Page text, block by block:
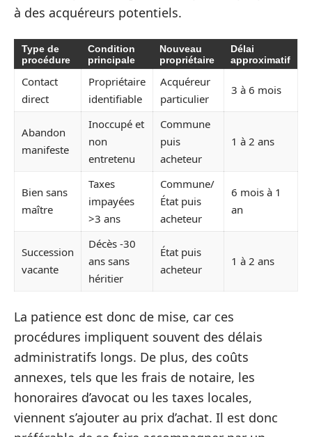
à des acquéreurs potentiels.
Type de
procédure
Condition
principale
Nouveau
propriétaire
Délai
approximatif
Contact
direct
Propriétaire
identifiable
Acquéreur
particulier
3 à 6 mois
Abandon
manifeste
Inoccupé et
non
entretenu
Commune
puis
acheteur
1 à 2 ans
Bien sans
maître
Taxes
impayées
>3 ans
Commune/
État puis
acheteur
6 mois à 1
an
Succession
vacante
Décès -30
ans sans
héritier
État puis
acheteur
1 à 2 ans
La patience est donc de mise, car ces
procédures impliquent souvent des délais
administratifs longs. De plus, des coûts
annexes, tels que les frais de notaire, les
honoraires d’avocat ou les taxes locales,
viennent s’ajouter au prix d’achat. Il est donc